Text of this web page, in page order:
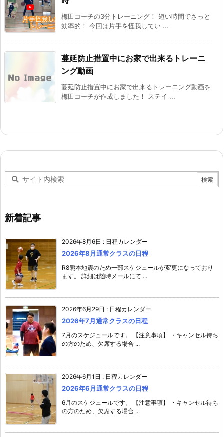
梅田コーチの3分トレーニング！ 短い時間でさっと
効率的！ 今回は片手を怪我してい ...
蔓延防止措置中にお家で出来るトレーニ
ング動画
蔓延防止措置中にお家で出来るトレーニング動画を
梅田コーチが作成しました！ ステイ ...
新着記事
2026年8月6日 : 日程カレンダー
2026年8月通常クラスの日程
R8熊本地震のため一部スケジュールが変更になっており
ます。 詳細は随時メールにて ...
2026年6月29日 : 日程カレンダー
2026年7月通常クラスの日程
7月のスケジュールです。 【注意事項】 ・キャンセル待ち
の方のため、欠席する場合 ...
2026年6月1日 : 日程カレンダー
2026年6月通常クラスの日程
6月のスケジュールです。 【注意事項】 ・キャンセル待ち
の方のため、欠席する場合 ...